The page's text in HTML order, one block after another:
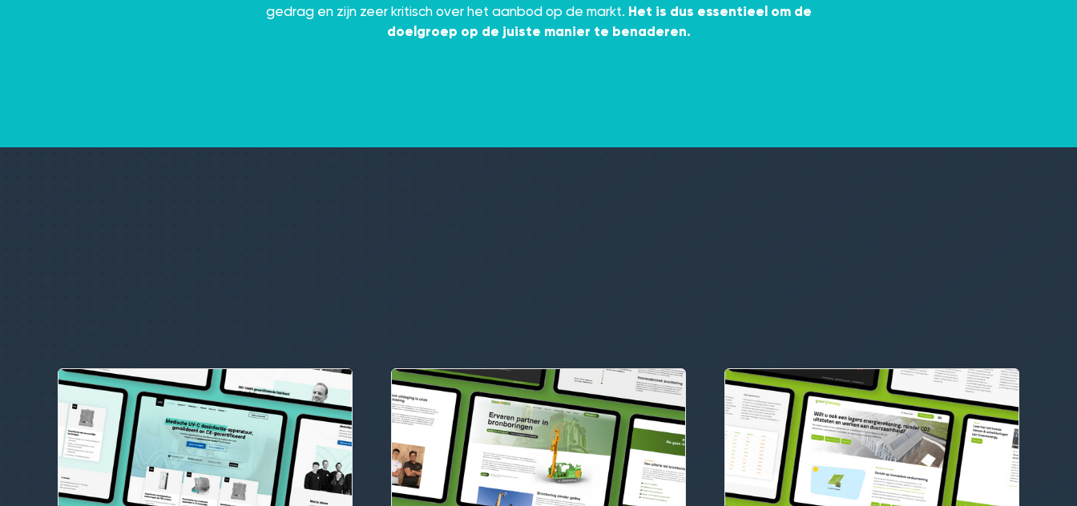
gedrag en zijn zeer kritisch over het aanbod op de markt. Het is dus essentieel om de
doelgroep op de juiste manier te benaderen.